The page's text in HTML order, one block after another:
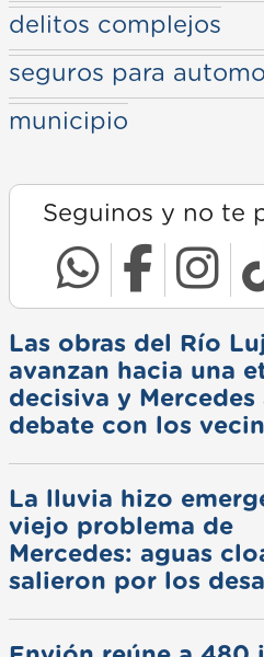
delitos complejos
seguros para
municipio
Seguinos y no te
Las obras del Río
avanzan hacia una
decisiva y Mercedes
debate con los
La lluvia hizo
viejo problema de
Mercedes: aguas
salieron por los